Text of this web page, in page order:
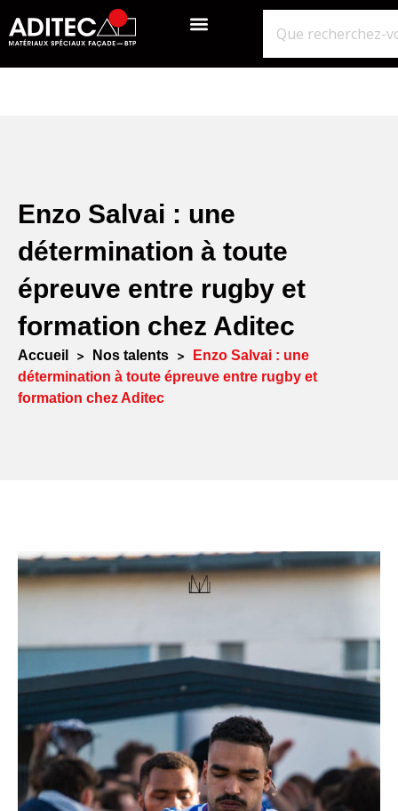
Enzo Salvai : une
détermination à toute
épreuve entre rugby et
formation chez Aditec
Accueil > Nos talents >
Enzo Salvai : une
détermination à toute épreuve entre rugby et
formation chez Aditec